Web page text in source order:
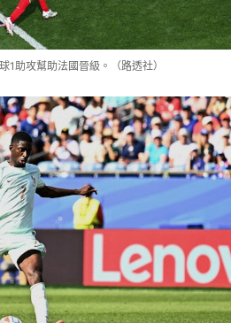
1助攻幫助法國晉級。（路透社）